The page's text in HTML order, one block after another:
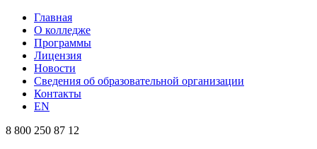
Главная
О колледже
Программы
Лицензия
Новости
Сведения об образовательной организации
Контакты
EN
8 800 250 87 12